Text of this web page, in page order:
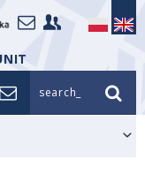
search_